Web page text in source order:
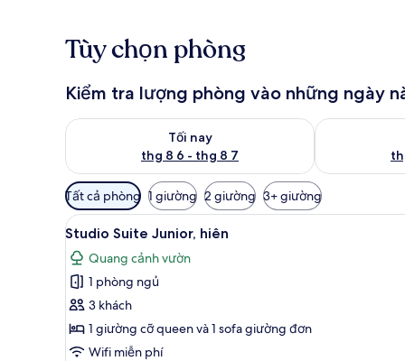
Tùy chọn phòng
Kiểm tra lượng phòng vào những ngày
Tối nay
thg 8 6 - thg 8 7
Kiểm tra lượng phòng tối nay từ thg 8 6 - thg 8 7
Kiểm tra
Bộ
lọc
có
thể
dùng
để
lọc
tìm
phòng
Tất cả phòng 1 giường 2 giường 3+ giường
Xem
tất
cả
ảnh
Studio
Suite
Junior,
Studio Suite Junior, hiên |
9
Studio Suite Junior, hiên
Quang cảnh vườn
1 phòng ngủ
3 khách
1 giường cỡ queen và 1 sofa giường đơn
Wifi miễn phí